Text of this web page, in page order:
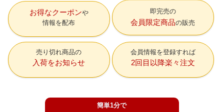
お得なクーポン
情報を配布
即完売の
会員限定商品の販売
売り切れ商品の
入荷をお知らせ
会員情報を登録すれば
2回目以降楽々注文
簡単1分で